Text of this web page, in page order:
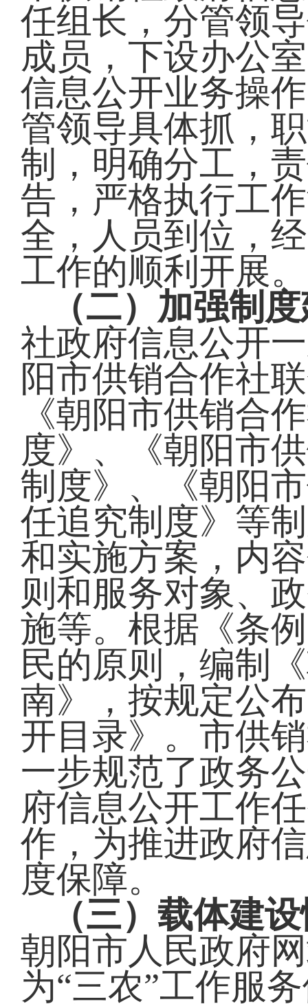
任组长，分管领
成员，下设办公
信息公开业务操
管领导具体抓，
制，明确分工，
告，严格执行工
全，人员到位，
工作的顺利开展。
（二）加强制
社政府信息公开
阳市供销合作社
《朝阳市供销合
度》、《朝阳市
制度》、《朝阳
任追究制度》等
和实施方案，内
则和服务对象、
施等。根据《条
民的原则，编制
南》，按规定公
开目录》。市供
一步规范了政务
府信息公开工作
作，为推进政府
度保障。
（三）载体建
朝阳市人民政府
为“三农”工作服